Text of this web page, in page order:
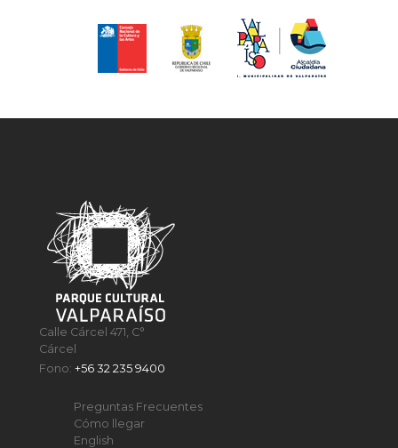
Calle Cárcel 471, C°
Cárcel
Fono:+56 32 235 9400
Preguntas Frecuentes
Cómo llegar
English